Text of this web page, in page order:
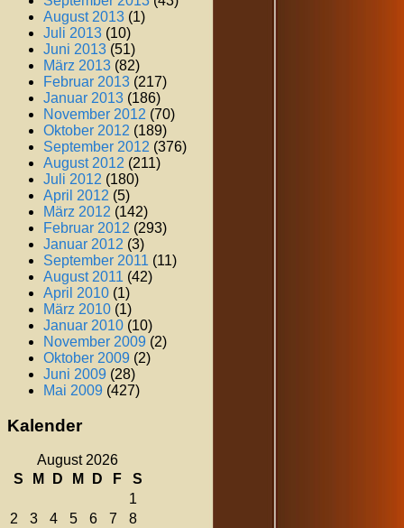
August 2013 (1)
Juli 2013 (10)
Juni 2013 (51)
März 2013 (82)
Februar 2013 (217)
Januar 2013 (186)
November 2012 (70)
Oktober 2012 (189)
September 2012 (376)
August 2012 (211)
Juli 2012 (180)
April 2012 (5)
März 2012 (142)
Februar 2012 (293)
Januar 2012 (3)
September 2011 (11)
August 2011 (42)
April 2010 (1)
März 2010 (1)
Januar 2010 (10)
November 2009 (2)
Oktober 2009 (2)
Juni 2009 (28)
Mai 2009 (427)
Kalender
August 2026
S
M D M D F
S
1
2
3 4 5 6 7
8